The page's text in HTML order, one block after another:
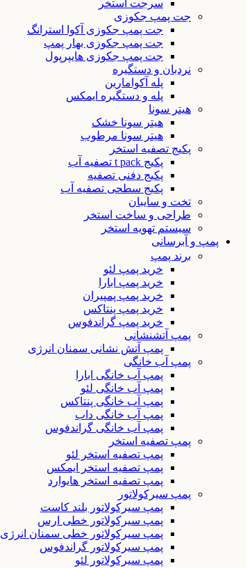
سرجت استخر
جت پمپ جکوزی
جت پمپ جکوزی آکوا استرانگ
جت پمپ جکوزی بهار پمپ
جت پمپ جکوزی هایپرپول
نردبان و دستگیره
پله آکوامارین
پله و دستگیره ایمکس
هیتر سونا
هیتر سونا خشک
هیتر سونا مرطوب
پکیج تصفیه استخر
پکیج t pack تصفیه آب
پکیج دفنی تصفیه
پکیج سطحی تصفیه آب
تخت و سایبان
طراحی و ساخت استخر
سیستم تهویه استخر
پمپ و آبرسانی
برند پمپ
خرید پمپ لئو
خرید پمپ ابارا
خرید پمپ پمپیران
خرید پمپ پنتاکس
خرید پمپ گراندفوس
پمپ آتشنشانی
پمپ آتش نشانی سمنان انرژی
پمپ آب خانگی
پمپ آب خانگی ابارا
پمپ آب خانگی لئو
پمپ آب خانگی پنتاکس
پمپ آب خانگی داب
پمپ آب خانگی گراندفوس
پمپ تصفیه استخر
پمپ تصفیه استخر لئو
پمپ تصفیه استخر ایمکس
پمپ تصفیه استخر هایوارد
پمپ سیرکولاتور
پمپ سیرکولاتور بلند کاست
پمپ سیرکولاتور خطی ارس
پمپ سیرکولاتور خطی سمنان انرژی
پمپ سیرکولاتور گراندفوس
پمپ سیرکولاتور لئو